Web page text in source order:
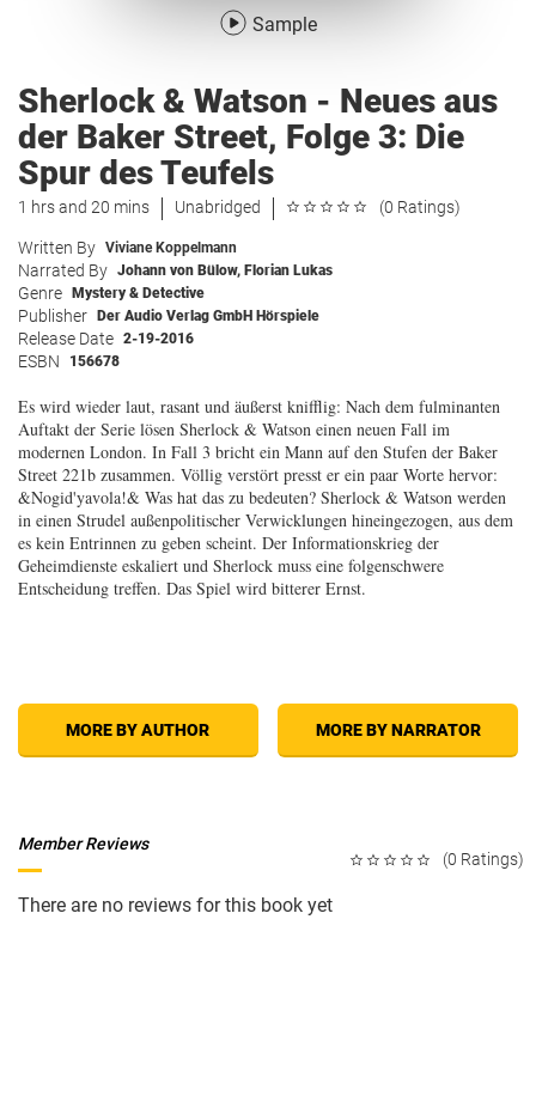
Sample
Sherlock & Watson - Neues aus
der Baker Street, Folge 3: Die
Spur des Teufels
1 hrs and 20 mins Unabridged (0 Ratings)
Written By Viviane Koppelmann
Narrated By Johann von Bülow, Florian Lukas
Genre Mystery & Detective
Publisher Der Audio Verlag GmbH Hörspiele
Release Date 2-19-2016
ESBN 156678
Es wird wieder laut, rasant und äußerst knifflig: Nach dem fulminanten
Auftakt der Serie lösen Sherlock & Watson einen neuen Fall im
modernen London. In Fall 3 bricht ein Mann auf den Stufen der Baker
Street 221b zusammen. Völlig verstört presst er ein paar Worte hervor:
&Nogid'yavola!& Was hat das zu bedeuten? Sherlock & Watson werden
in einen Strudel außenpolitischer Verwicklungen hineingezogen, aus dem
es kein Entrinnen zu geben scheint. Der Informationskrieg der
Geheimdienste eskaliert und Sherlock muss eine folgenschwere
Entscheidung treffen. Das Spiel wird bitterer Ernst.
MORE BY AUTHOR MORE BY NARRATOR
(0 Ratings)
Member Reviews
There are no reviews for this book yet